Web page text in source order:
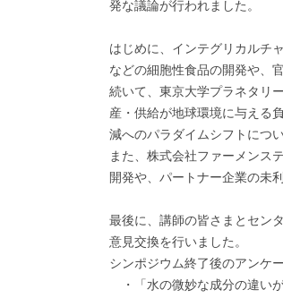
発な議論が行われました。
はじめに、インテグリカルチ
などの細胞性食品の開発や、
続いて、東京大学プラネタリ
産・供給が地球環境に与える
減へのパラダイムシフトにつ
また、株式会社ファーメンス
開発や、パートナー企業の未
最後に、講師の皆さまとセン
意見交換を行いました。
シンポジウム終了後のアンケー
・「水の微妙な成分の違い